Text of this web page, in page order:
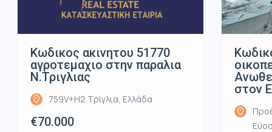
Κωδικος ακινητου 51770
αγροτεμαχιο στην παραλια
Ν.Τριγλιας
759V+H2 Τρίγλια, Ελλάδα
€70.000
στον